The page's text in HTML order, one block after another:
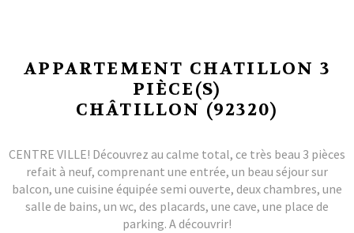
APPARTEMENT CHATILLON 3
PIÈCE(S)
CHÂTILLON (92320)
CENTRE VILLE! Découvrez au calme total, ce très beau 3 pièces
refait à neuf, comprenant une entrée, un beau séjour sur
balcon, une cuisine équipée semi ouverte, deux chambres, une
salle de bains, un wc, des placards, une cave, une place de
parking. A découvrir!